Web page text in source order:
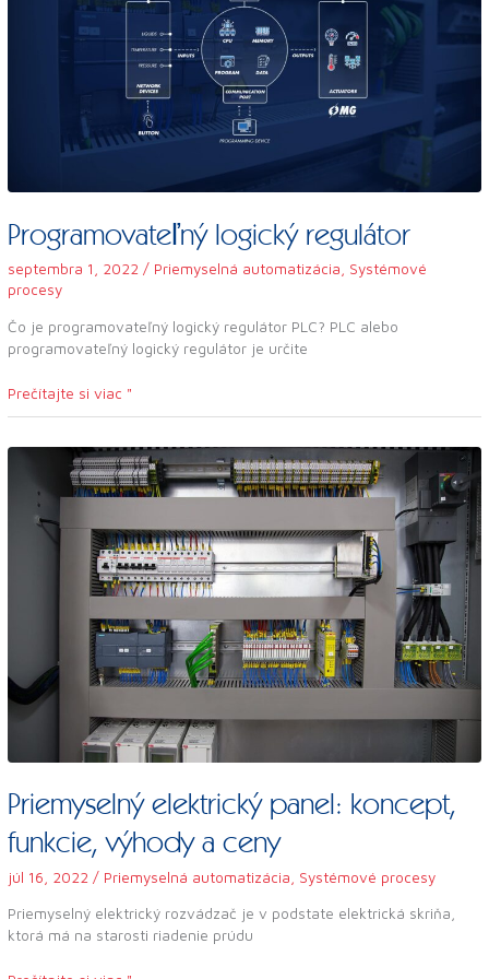
Programovateľný logický regulátor
septembra 1, 2022/ Priemyselná automatizácia, Systémové
procesy
Čo je programovateľný logický regulátor PLC? PLC alebo
programovateľný logický regulátor je určite
Prečítajte si viac "
Priemyselný elektrický panel: koncept,
funkcie, výhody a ceny
júl 16, 2022/ Priemyselná automatizácia Systémové procesy
Priemyselný elektrický rozvádzač je v podstate elektrická skriňa,
ktorá má na starosti riadenie prúdu
Priemyselný
elektrický
panel:
koncept,
funkcie,